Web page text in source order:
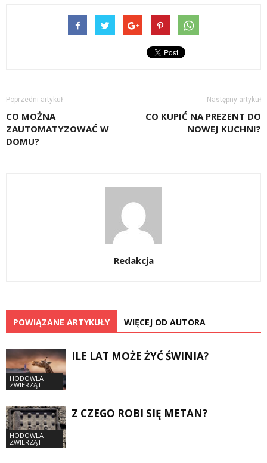
Poprzedni artykuł
CO MOŻNA
ZAUTOMATYZOWAĆ W
DOMU?
Następny artykuł
CO KUPIĆ NA PREZENT DO
NOWEJ KUCHNI?
Redakcja
POWIĄZANE ARTYKUŁY WIĘCEJ OD AUTORA
HODOWLA
ZWIERZĄT
ILE LAT MOŻE ŻYĆ ŚWINIA?
HODOWLA
ZWIERZĄT
Z CZEGO ROBI SIĘ METAN?